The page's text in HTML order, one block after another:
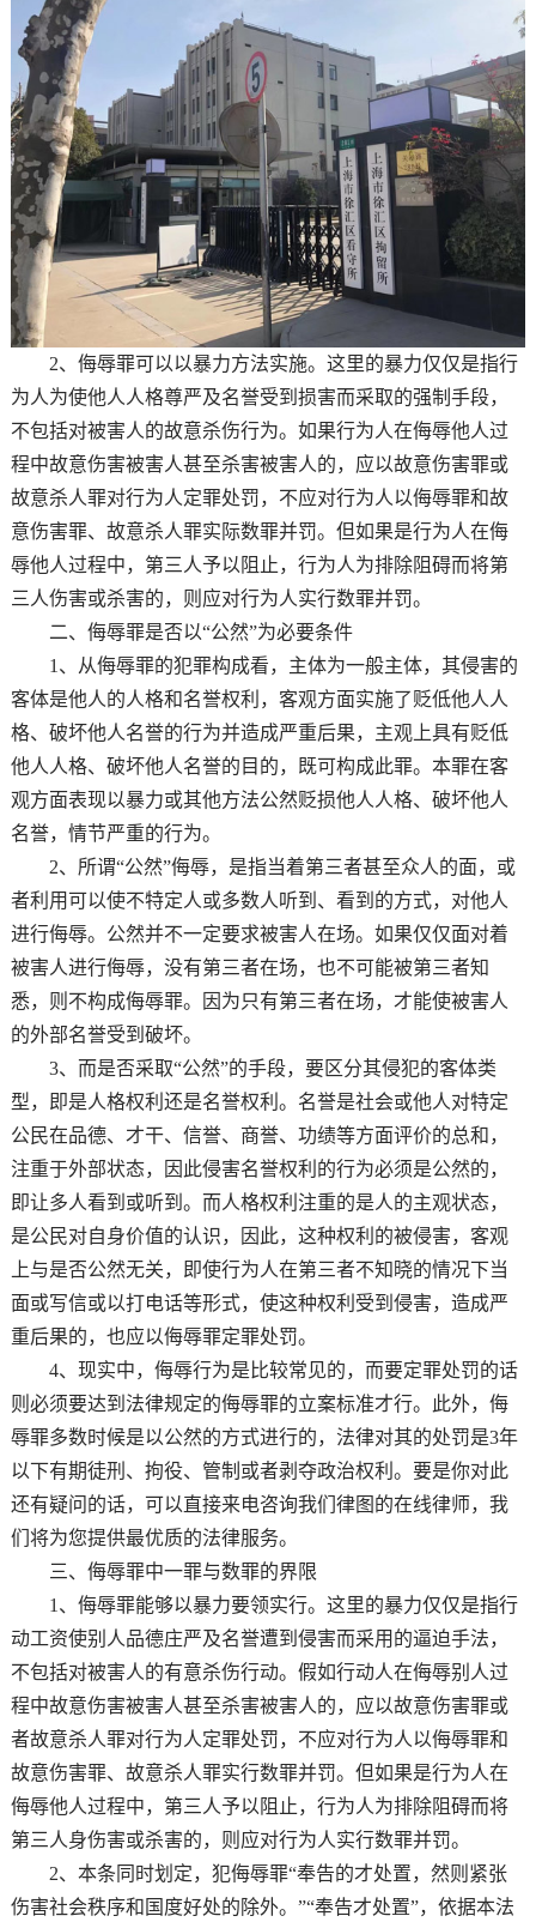
2、侮辱罪可以以暴力方法实施。这里的暴力仅仅是指行
为人为使他人人格尊严及名誉受到损害而采取的强制手段，
不包括对被害人的故意杀伤行为。如果行为人在侮辱他人过
程中故意伤害被害人甚至杀害被害人的，应以故意伤害罪或
故意杀人罪对行为人定罪处罚，不应对行为人以侮辱罪和故
意伤害罪、故意杀人罪实际数罪并罚。但如果是行为人在侮
辱他人过程中，第三人予以阻止，行为人为排除阻碍而将第
三人伤害或杀害的，则应对行为人实行数罪并罚。
二、侮辱罪是否以“公然”为必要条件
1、从侮辱罪的犯罪构成看，主体为一般主体，其侵害的
客体是他人的人格和名誉权利，客观方面实施了贬低他人人
格、破坏他人名誉的行为并造成严重后果，主观上具有贬低
他人人格、破坏他人名誉的目的，既可构成此罪。本罪在客
观方面表现以暴力或其他方法公然贬损他人人格、破坏他人
名誉，情节严重的行为。
2、所谓“公然”侮辱，是指当着第三者甚至众人的面，或
者利用可以使不特定人或多数人听到、看到的方式，对他人
进行侮辱。公然并不一定要求被害人在场。如果仅仅面对着
被害人进行侮辱，没有第三者在场，也不可能被第三者知
悉，则不构成侮辱罪。因为只有第三者在场，才能使被害人
的外部名誉受到破坏。
3、而是否采取“公然”的手段，要区分其侵犯的客体类
型，即是人格权利还是名誉权利。名誉是社会或他人对特定
公民在品德、才干、信誉、商誉、功绩等方面评价的总和，
注重于外部状态，因此侵害名誉权利的行为必须是公然的，
即让多人看到或听到。而人格权利注重的是人的主观状态，
是公民对自身价值的认识，因此，这种权利的被侵害，客观
上与是否公然无关，即使行为人在第三者不知晓的情况下当
面或写信或以打电话等形式，使这种权利受到侵害，造成严
重后果的，也应以侮辱罪定罪处罚。
4、现实中，侮辱行为是比较常见的，而要定罪处罚的话
则必须要达到法律规定的侮辱罪的立案标准才行。此外，侮
辱罪多数时候是以公然的方式进行的，法律对其的处罚是3年
以下有期徒刑、拘役、管制或者剥夺政治权利。要是你对此
还有疑问的话，可以直接来电咨询我们律图的在线律师，我
们将为您提供最优质的法律服务。
三、侮辱罪中一罪与数罪的界限
1、侮辱罪能够以暴力要领实行。这里的暴力仅仅是指行
动工资使别人品德庄严及名誉遭到侵害而采用的逼迫手法，
不包括对被害人的有意杀伤行动。假如行动人在侮辱别人过
程中故意伤害被害人甚至杀害被害人的，应以故意伤害罪或
者故意杀人罪对行为人定罪处罚，不应对行为人以侮辱罪和
故意伤害罪、故意杀人罪实行数罪并罚。但如果是行为人在
侮辱他人过程中，第三人予以阻止，行为人为排除阻碍而将
第三人身伤害或杀害的，则应对行为人实行数罪并罚。
2、本条同时划定，犯侮辱罪“奉告的才处置，然则紧张
伤害社会秩序和国度好处的除外。”“奉告才处置”，依据本法